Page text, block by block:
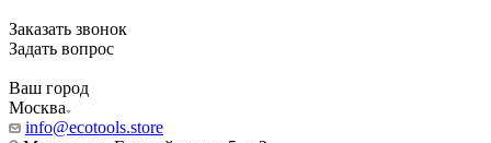
Заказать звонок
Задать вопрос
Ваш город
Москва
info@ecotools.store